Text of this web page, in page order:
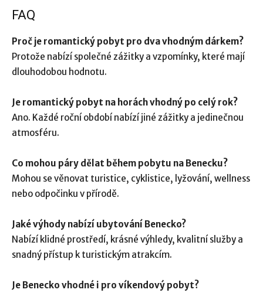
FAQ
Proč je romantický pobyt pro dva vhodným dárkem?
Protože nabízí společné zážitky a vzpomínky, které mají
dlouhodobou hodnotu.
Je romantický pobyt na horách vhodný po celý rok?
Ano. Každé roční období nabízí jiné zážitky a jedinečnou
atmosféru.
Co mohou páry dělat během pobytu na Benecku?
Mohou se věnovat turistice, cyklistice, lyžování, wellness
nebo odpočinku v přírodě.
Jaké výhody nabízí ubytování Benecko?
Nabízí klidné prostředí, krásné výhledy, kvalitní služby a
snadný přístup k turistickým atrakcím.
Je Benecko vhodné i pro víkendový pobyt?